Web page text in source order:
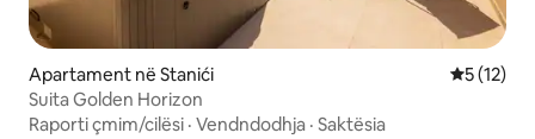
Apartament në Stanići Vlerësimi
5 (12)
Suita Golden Horizon
Raporti çmim/cilësi · Vendndodhja · Saktësia